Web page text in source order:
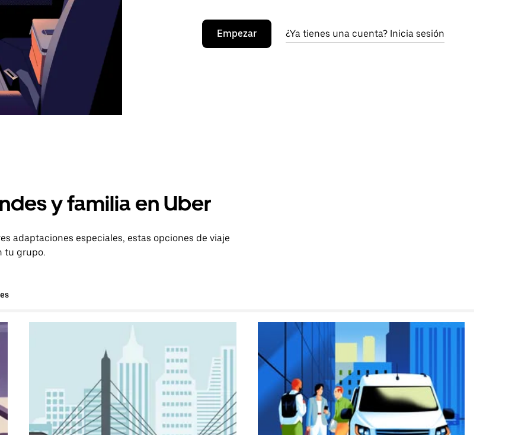
Empezar ¿Ya tienes una cuenta? Inicia sesión
y familia en Uber
adaptaciones especiales, estas opciones de viaje
tu grupo.